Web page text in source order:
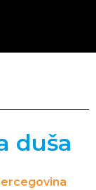
duša